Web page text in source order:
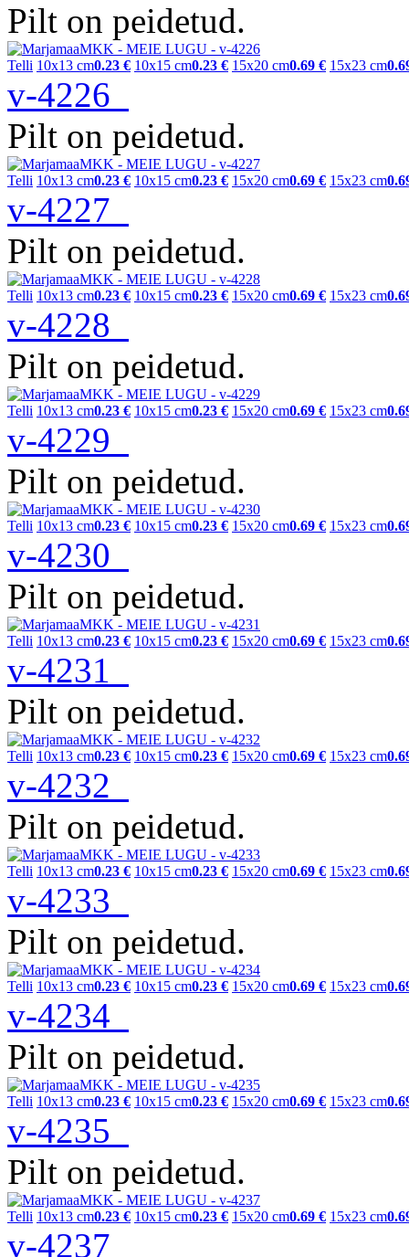
Pilt on peidetud.
Telli 10x13 cm0.23 € 10x15 cm0.23 € 15x20 cm0.69 € 15x23 cm
v-4226
Pilt on peidetud.
Telli 10x13 cm0.23 € 10x15 cm0.23 € 15x20 cm0.69 € 15x23 cm
v-4227
Pilt on peidetud.
Telli 10x13 cm0.23 € 10x15 cm0.23 € 15x20 cm0.69 € 15x23 cm
v-4228
Pilt on peidetud.
Telli 10x13 cm0.23 € 10x15 cm0.23 € 15x20 cm0.69 € 15x23 cm
v-4229
Pilt on peidetud.
Telli 10x13 cm0.23 € 10x15 cm0.23 € 15x20 cm0.69 € 15x23 cm
v-4230
Pilt on peidetud.
Telli 10x13 cm0.23 € 10x15 cm0.23 € 15x20 cm0.69 € 15x23 cm
v-4231
Pilt on peidetud.
Telli 10x13 cm0.23 € 10x15 cm0.23 € 15x20 cm0.69 € 15x23 cm
v-4232
Pilt on peidetud.
Telli 10x13 cm0.23 € 10x15 cm0.23 € 15x20 cm0.69 € 15x23 cm
v-4233
Pilt on peidetud.
Telli 10x13 cm0.23 € 10x15 cm0.23 € 15x20 cm0.69 € 15x23 cm
v-4234
Pilt on peidetud.
Telli 10x13 cm0.23 € 10x15 cm0.23 € 15x20 cm0.69 € 15x23 cm
v-4235
Pilt on peidetud.
Telli 10x13 cm0.23 € 10x15 cm0.23 € 15x20 cm0.69 € 15x23 cm
v-4237